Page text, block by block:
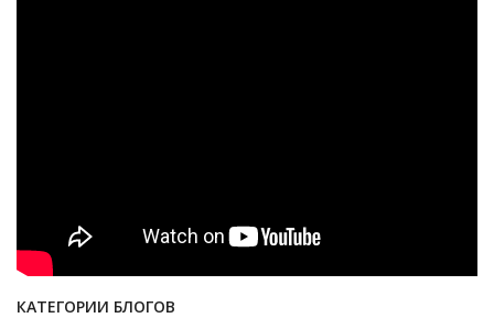
КАТЕГОРИИ БЛОГОВ